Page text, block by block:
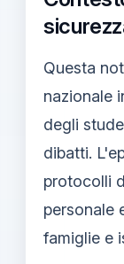
Questa
nazionale
degli
dibatti.
protocolli
personale
famiglie e